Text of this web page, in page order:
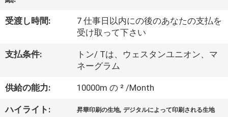
報
会
社
受渡し時間:
7 仕事日以内にの後のあなたの支払を
受け取って下さい
支払条件:
トン/ Tは、ウェスタンユニオン、マ
ネーグラム
供給の能力: 10000m の ² /Month
ハイライト: 昇華印刷の生地,デジタルによって印刷される生地